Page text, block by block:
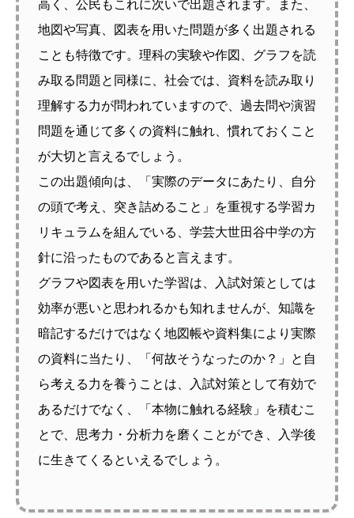
高く、公民もこれに次いで出題されます。また、
地図や写真、図表を用いた問題が多く出題される
ことも特徴です。理科の実験や作図、グラフを読
み取る問題と同様に、社会では、資料を読み取り
理解する力が問われていますので、過去問や演習
問題を通じて多くの資料に触れ、慣れておくこと
が大切と言えるでしょう。
この出題傾向は、「実際のデータにあたり、自分
の頭で考え、突き詰めること」を重視する学習カ
リキュラムを組んでいる、学芸大世田谷中学の方
針に沿ったものであると言えます。
グラフや図表を用いた学習は、入試対策としては
効率が悪いと思われるかも知れませんが、知識を
暗記するだけではなく地図帳や資料集により実際
の資料に当たり、「何故そうなったのか？」と自
ら考える力を養うことは、入試対策として有効で
あるだけでなく、「本物に触れる経験」を積むこ
とで、思考力・分析力を磨くことができ、入学後
に生きてくるといえるでしょう。